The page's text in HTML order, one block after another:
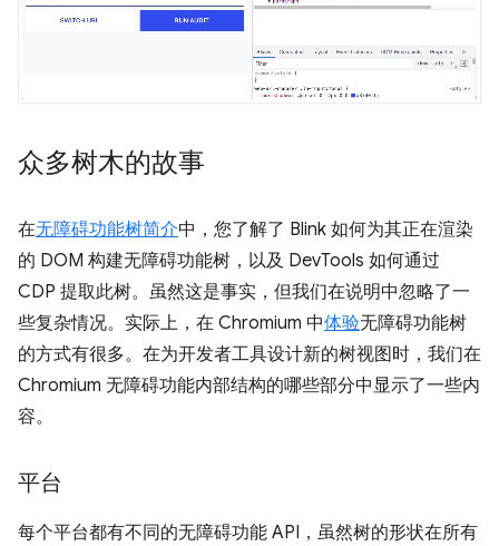
众多树木的故事
在无障碍功能树简介中，您了解了 Blink 如何为其正在渲染
的 DOM 构建无障碍功能树，以及 DevTools 如何通过
CDP 提取此树。虽然这是事实，但我们在说明中忽略了一
些复杂情况。实际上，在 Chromium 中体验无障碍功能树
的方式有很多。在为开发者工具设计新的树视图时，我们在
Chromium 无障碍功能内部结构的哪些部分中显示了一些内
容。
平台
每个平台都有不同的无障碍功能 API，虽然树的形状在所有